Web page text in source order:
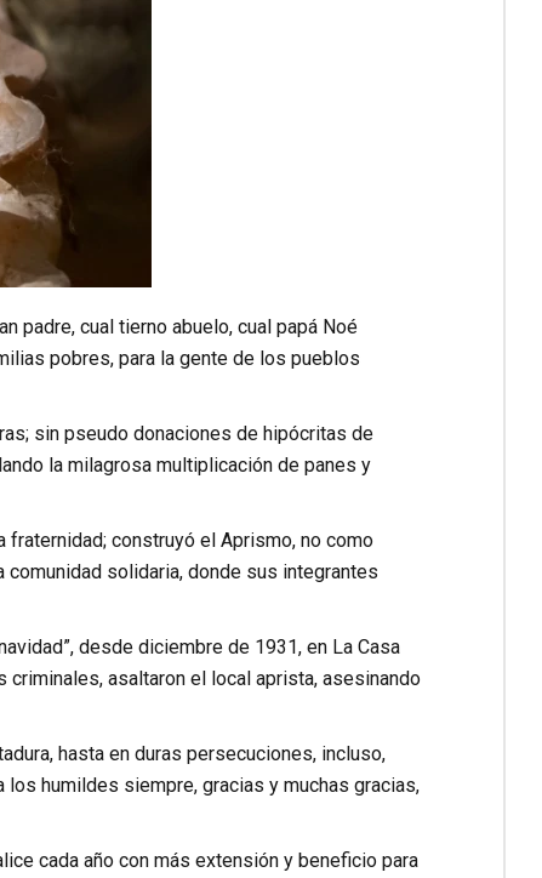
padre, cual tierno abuelo, cual papá Noé
pobres, para la gente de los pueblos
sin pseudo donaciones de hipócritas de
la milagrosa multiplicación de panes y
fraternidad; construyó el Aprismo, no como
solidaria, donde sus integrantes
desde diciembre de 1931, en La Casa
criminales, asaltaron el local aprista, asesinando
hasta en duras persecuciones, incluso,
humildes siempre, gracias y muchas gracias,
cada año con más extensión y beneficio para